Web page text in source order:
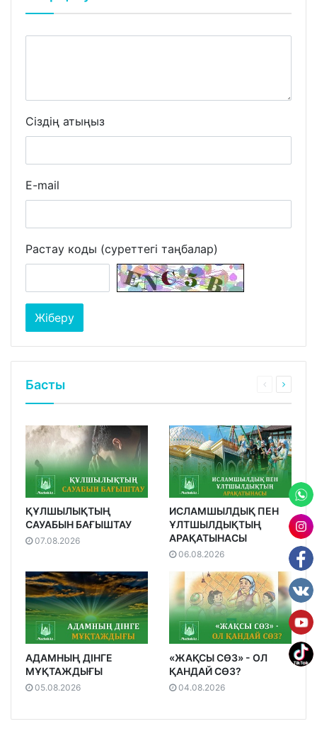
Сіздің атыңыз
E-mail
Растау коды (суреттегі таңбалар)
Басты
ҚҰЛШЫЛЫҚТЫҢ
САУАБЫН БАҒЫШТАУ
07.08.2026
ИСЛАМШЫЛДЫҚ ПЕН
ҰЛТШЫЛДЫҚТЫҢ
АРАҚАТЫНАСЫ
06.08.2026
АДАМНЫҢ ДІНГЕ
МҰҚТАЖДЫҒЫ
05.08.2026
«ЖАҚСЫ СӨЗ» - ОЛ
ҚАНДАЙ СӨЗ?
04.08.2026